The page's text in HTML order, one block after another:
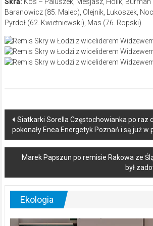
Baranowicz (85. Malec), Olejnik, Lukoszek,
Pyrdoł (62. Kwietniewski), Mas (76. Ropski).
Post
navigation
Siatkarki Sorella Częstochowianka po raz
pokonały Enea Energetyk Poznań i są już w
Marek Papszun po remisie Rakowa ze
był
Ekologia